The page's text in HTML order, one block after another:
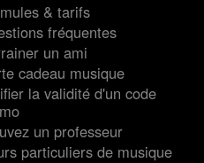
& tarifs
fréquentes
un ami
cadeau musique
la validité d'un code
un professeur
particuliers de musique